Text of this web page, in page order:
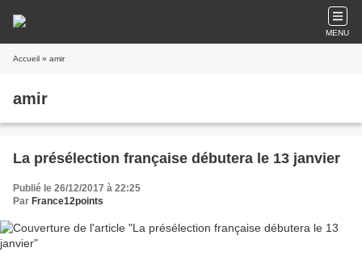
MENU
Accueil » amir
amir
La présélection française débutera le 13 janvier
Publié le 26/12/2017 à 22:25
Par France12points